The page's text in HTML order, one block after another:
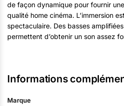
de façon dynamique pour fournir
qualité home cinéma. L’immersion
spectaculaire. Des basses
permettent d’obtenir un son assez
Informations
Marque